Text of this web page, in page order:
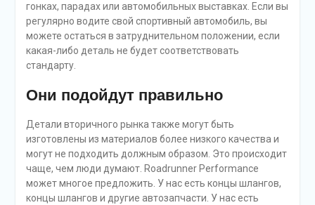
гонках, парадах или автомобильных выставках. Если вы
регулярно водите свой спортивный автомобиль, вы
можете остаться в затруднительном положении, если
какая-либо деталь не будет соответствовать
стандарту.
Они подойдут правильно
Детали вторичного рынка также могут быть
изготовлены из материалов более низкого качества и
могут не подходить должным образом. Это происходит
чаще, чем люди думают. Roadrunner Performance
может многое предложить. У нас есть концы шлангов,
концы шлангов и другие автозапчасти. У нас есть